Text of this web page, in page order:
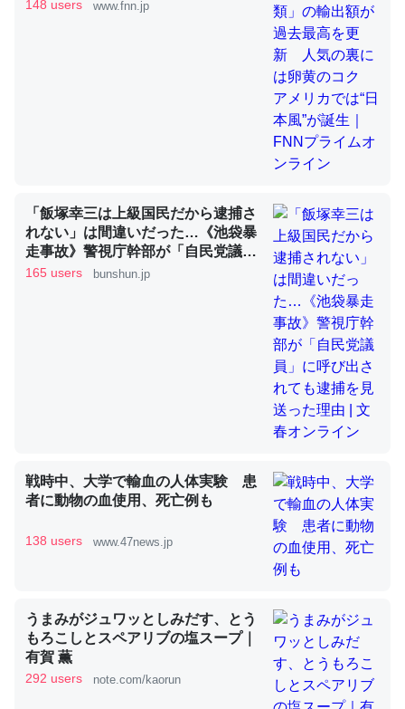
─GPTの仕組みと限界についての考察（１） - conceptualization
昆虫ってカルシウム少ないのか。知らんかった。調べたら
コオロギのカルシウム分はエビの600分の1程度。
─ニュース :: 【研究発表】昆虫学の大問題＝「昆虫はなぜ海にいな
論文では「淡水はカルシウムも酸素も不足してて両方に不
利だから両方が拮抗してるのでは」とあって面白い。海に
いる鋏角類（カブトガニ・ウミグモ）はカルシウムを使わ
ずキチンを強化してる筈だが、酵素が違うのか？
─ニュース :: 【研究発表】昆虫学の大問題＝「昆虫はなぜ海にいな
これを元に考えるとカルシウムを大量に使う脊椎動物と貝
類は苦労してるんだな…。腹足類だと殻を無くしてナメク
148 users www.fnn.jp
「飯塚幸三は上級国民だから逮捕さ
れない」は間違いだった…《池袋暴
走事故》警視庁幹部が「自民党議
員」に呼び出されても逮捕を見送っ
165 users bunshun.jp
戦時中、大学で輸血の人体実験 患
者に動物の血使用、死亡例も
138 users www.47news.jp
うまみがジュワッとしみだす、とう
もろこしとスペアリブの塩スープ｜
有賀 薫
292 users note.com/kaorun